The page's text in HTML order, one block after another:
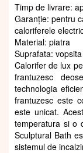
Timp de livrare:
Garanție: pentru
caloriferele
Material: piatra
Suprafata: vopsita
Calorifer de lux
frantuzesc
technologia
frantuzesc este
este unicat.
temperatura si o
Sculptural Bath
sistemul de